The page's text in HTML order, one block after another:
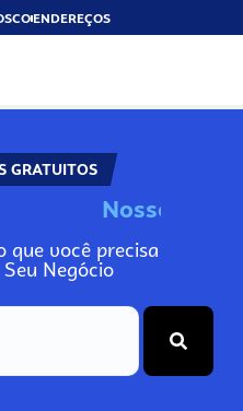
ENDEREÇOS
GRATUITOS
No
que você precisa
Negócio